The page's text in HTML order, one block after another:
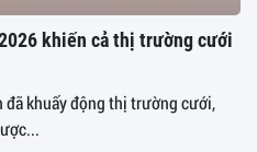
khiến cả thị trường cưới
đã khuấy động thị trường cưới,